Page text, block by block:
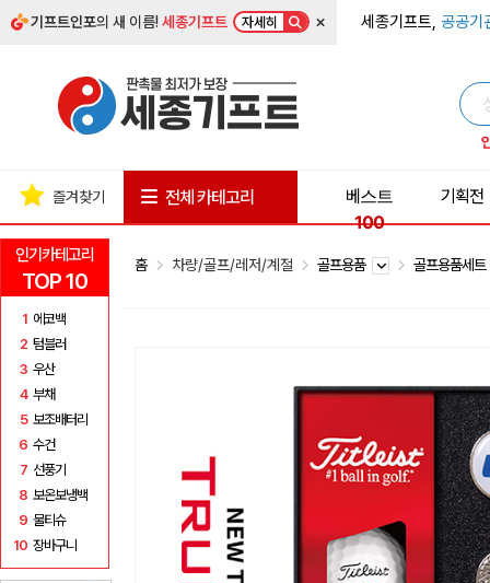
기프트인포의 새 이름!세종기프트 자세히 × 세종기프트, 공공기
인기카테고리
TOP 10
1 에코백
2 텀블러
3 우산
4 부채
5 보조배터리
6 수건
7 선풍기
8 보온보냉백
9 물티슈
10 장바구니
즐겨찾기 전체 카테고리
베스트
100
기획전
홈 차량/골프/레저/계절 골프용품 골프용품세